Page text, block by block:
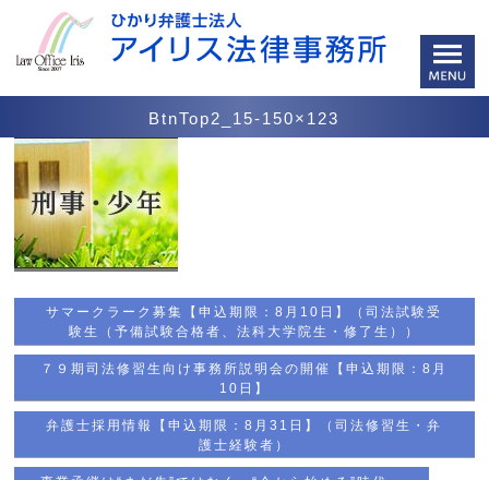
BtnTop2_15-150×123
サマークラーク募集【申込期限：8月10日】（司法試験受
験生（予備試験合格者、法科大学院生・修了生））
７９期司法修習生向け事務所説明会の開催【申込期限：8月
10日】
弁護士採用情報【申込期限：8月31日】（司法修習生・弁
護士経験者）